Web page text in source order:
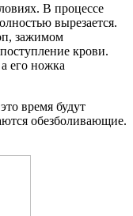
В процессе
вырезается.
зажимом
крови.
его ножка
время будут
обезболивающие.